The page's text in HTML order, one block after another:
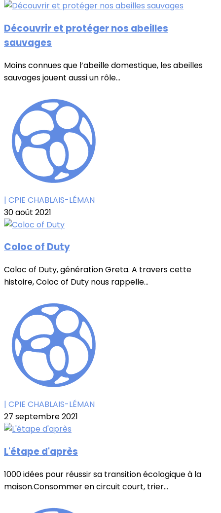
Découvrir et protéger nos abeilles
sauvages
Moins connues que l’abeille domestique, les abeilles
sauvages jouent aussi un rôle...
| CPIE CHABLAIS-LÉMAN
30 août 2021
Coloc of Duty
Coloc of Duty, génération Greta. A travers cette
histoire, Coloc of Duty nous rappelle...
| CPIE CHABLAIS-LÉMAN
27 septembre 2021
L'étape d'après
1000 idées pour réussir sa transition écologique à la
maison.Consommer en circuit court, trier...